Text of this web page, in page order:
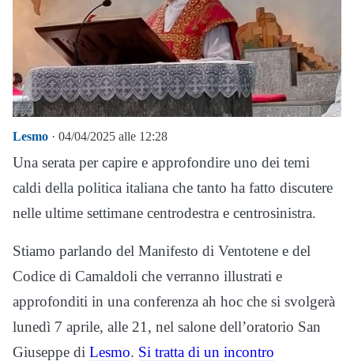
Lesmo · 04/04/2025 alle 12:28
Una serata per capire e approfondire uno dei temi
caldi della politica italiana che tanto ha fatto discutere
nelle ultime settimane centrodestra e centrosinistra.
Stiamo parlando del Manifesto di Ventotene e del
Codice di Camaldoli che verranno illustrati e
approfonditi in una conferenza ah hoc che si svolgerà
lunedì 7 aprile, alle 21, nel salone dell’oratorio San
Giuseppe di Lesmo. Si tratta di un incontro